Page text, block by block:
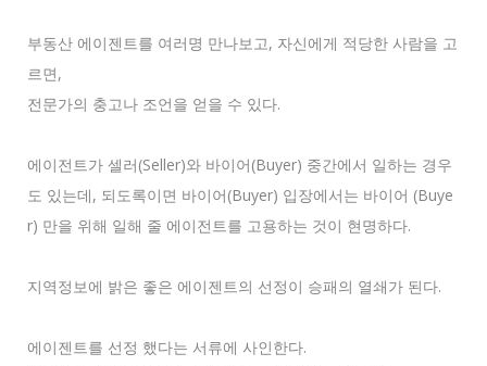
부동산 에이젠트를 여러명 만나보고, 자신에게 적당한 사람을 고
르면,
전문가의 충고나 조언을 얻을 수 있다.
에이전트가 셀러(Seller)와 바이어(Buyer) 중간에서 일하는 경우
도 있는데, 되도록이면 바이어(Buyer) 입장에서는 바이어 (Buye
r) 만을 위해 일해 줄 에이전트를 고용하는 것이 현명하다.
지역정보에 밝은 좋은 에이젠트의 선정이 승패의 열쇄가 된다.
에이젠트를 선정 했다는 서류에 사인한다.